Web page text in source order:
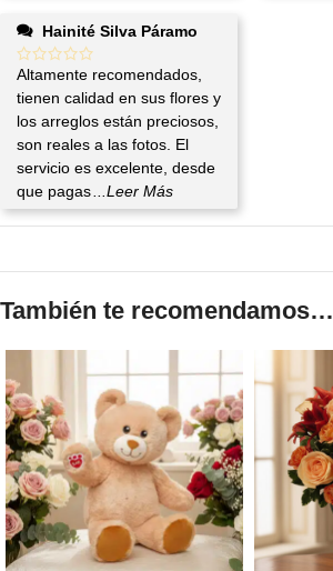
Hainité Silva Páramo
Altamente recomendados,
tienen calidad en sus flores y
los arreglos están preciosos,
son reales a las fotos. El
servicio es excelente, desde
que pagas
...Leer Más
También te recomendamos…